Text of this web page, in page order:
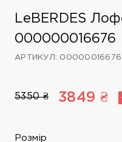
LeBERDES
000000016676
АРТИКУЛ: 00000016676
5350 ₴ 3849 ₴
Розмір